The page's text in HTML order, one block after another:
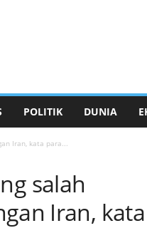
POLITIK DUNIA
Iran, kata para...
salah
Iran, kata